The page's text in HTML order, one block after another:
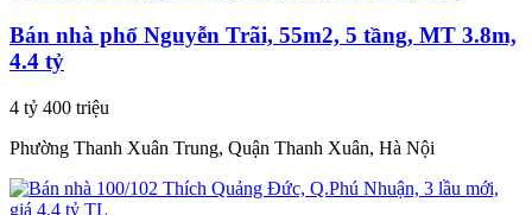
Bán nhà phố Nguyễn Trãi, 55m2, 5 tầng, MT 3.8m,
4.4 tỷ
4 tỷ 400 triệu
Phường Thanh Xuân Trung, Quận Thanh Xuân, Hà Nội